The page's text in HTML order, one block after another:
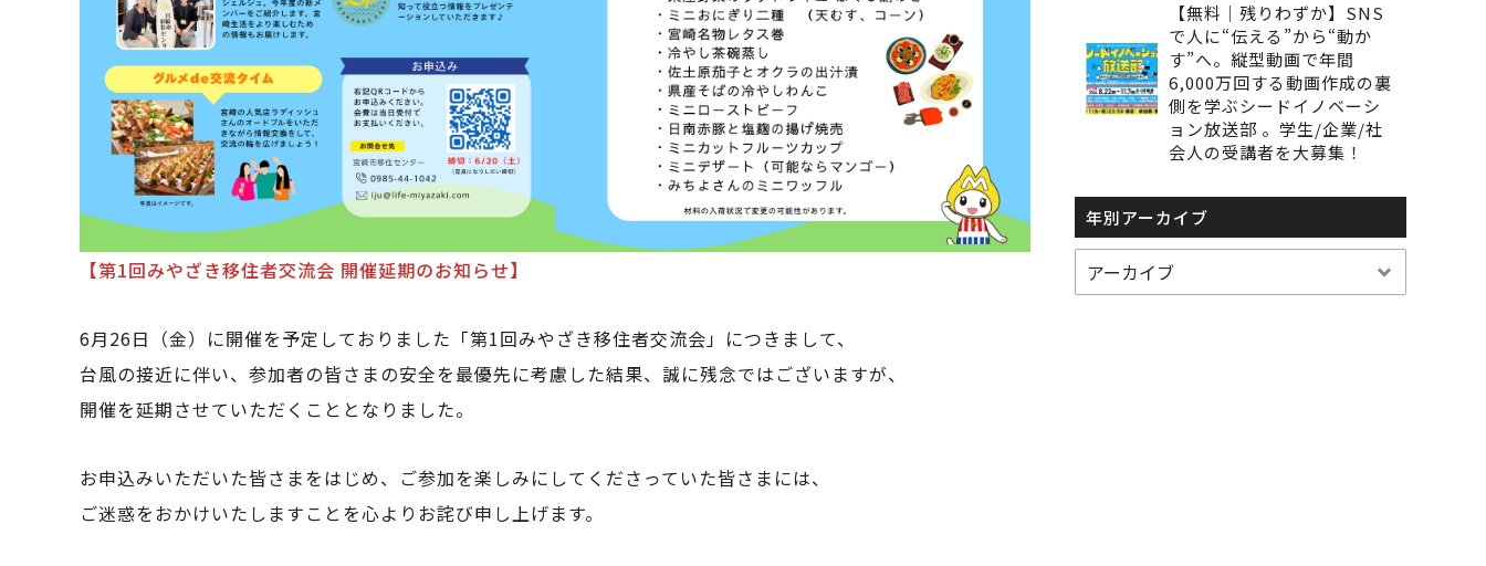
【第1回みやざき移住者交流会 開催延期のお知らせ】
6月26日（金）に開催を予定しておりました「第1回みやざき移住者交流会」につきまして、
台風の接近に伴い、参加者の皆さまの安全を最優先に考慮した結果、誠に残念ではございますが、
開催を延期させていただくこととなりました。
お申込みいただいた皆さまをはじめ、ご参加を楽しみにしてくださっていた皆さまには、
ご迷惑をおかけいたしますことを心よりお詫び申し上げます。
【無料｜残りわずか】SNS
で人に“伝える”から“動か
す”へ。縦型動画で年間
6,000万回する動画作成の裏
側を学ぶシードイノベーシ
ョン放送部 。学生/企業/社
会人の受講者を大募集！
年別アーカイブ